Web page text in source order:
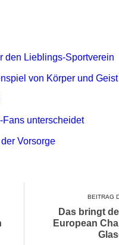
den Lieblings-Sportverein
von Körper und Geist
Fans unterscheidet
Vorsorge
BEITRAG
Das bringt
European